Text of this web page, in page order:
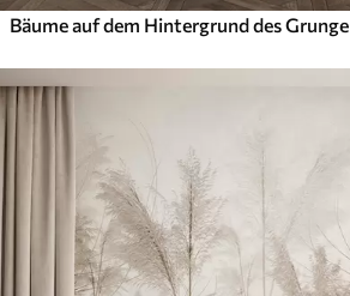
Bäume auf dem Hintergrund des Grunge